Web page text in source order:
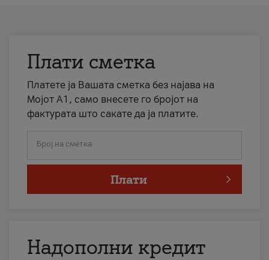
Плати сметка
Платете ја Вашата сметка без најава на
Мојот А1, само внесете го бројот на
фактурата што сакате да ја платите.
Број на сметка
Плати
Надополни кредит